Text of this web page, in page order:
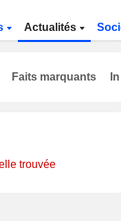
Actualités
trouvée
Faits marquants